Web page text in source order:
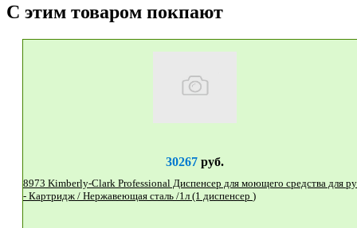
С этим товаром покпают
30267руб.
8973 Kimberly-Clark Professional Диспенсер для моющего средства для рук
- Картридж / Нержавеющая сталь /1л (1 диспенсер )